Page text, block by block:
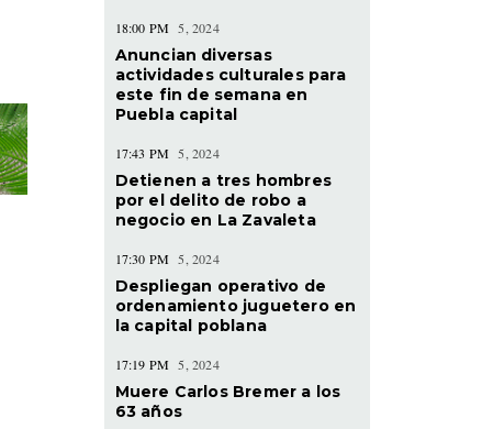
18:00 PM 5, 2024
Anuncian diversas
actividades culturales para
este fin de semana en
Puebla capital
17:43 PM 5, 2024
Detienen a tres hombres
por el delito de robo a
negocio en La Zavaleta
17:30 PM 5, 2024
Despliegan operativo de
ordenamiento juguetero en
la capital poblana
17:19 PM 5, 2024
Muere Carlos Bremer a los
63 años